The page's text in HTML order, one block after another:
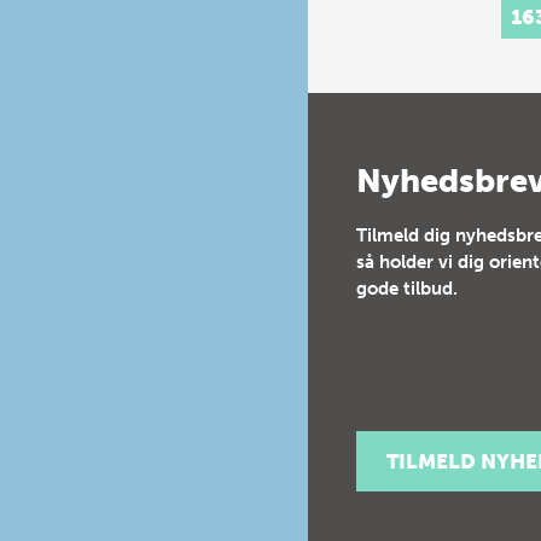
Et
Tilmeld dig
så holder vi dig
gode tilbud.
TILMELD